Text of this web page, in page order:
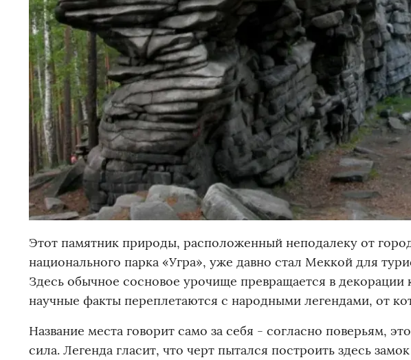
Этот памятник природы, расположенный неподалеку от
национального парка «Угра», уже давно стал Меккой для
Здесь обычное сосновое урочище превращается в декорации
научные факты переплетаются с народными легендами, от
Название места говорит само за себя - согласно поверьям,
сила. Легенда гласит, что черт пытался построить здесь